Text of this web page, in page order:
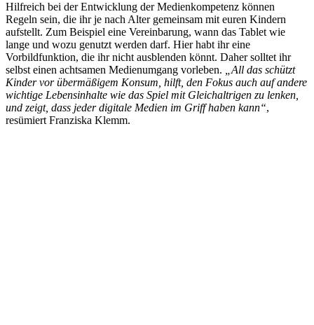
Hilfreich bei der Entwicklung der Medienkompetenz können
Regeln sein, die ihr je nach Alter gemeinsam mit euren Kindern
aufstellt. Zum Beispiel eine Vereinbarung, wann das Tablet wie
lange und wozu genutzt werden darf. Hier habt ihr eine
Vorbildfunktion, die ihr nicht ausblenden könnt. Daher solltet ihr
selbst einen achtsamen Medienumgang vorleben. „All das schützt
Kinder vor übermäßigem Konsum, hilft, den Fokus auch auf andere
wichtige Lebensinhalte wie das Spiel mit Gleichaltrigen zu lenken,
und zeigt, dass jeder digitale Medien im Griff haben kann“,
resümiert Franziska Klemm.